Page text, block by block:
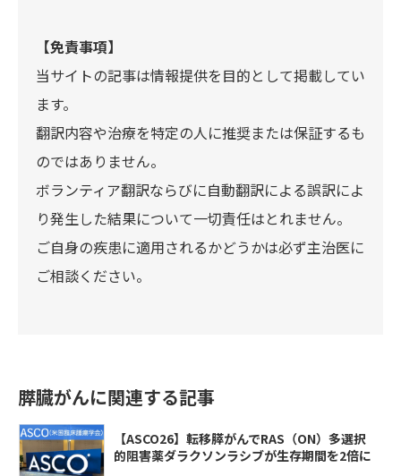
【免責事項】
当サイトの記事は情報提供を目的として掲載してい
ます。
翻訳内容や治療を特定の人に推奨または保証するも
のではありません。
ボランティア翻訳ならびに自動翻訳による誤訳によ
り発生した結果について一切責任はとれません。
ご自身の疾患に適用されるかどうかは必ず主治医に
ご相談ください。
膵臓がんに関連する記事
【ASCO26】転移膵がんでRAS（ON）多選択
的阻害薬ダラクソンラシブが生存期間を2倍に